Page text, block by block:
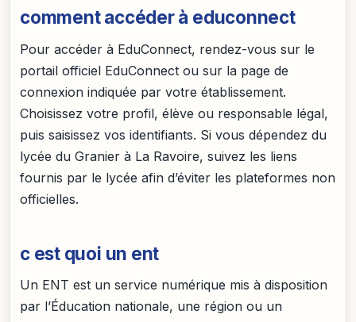
comment accéder à educonnect
Pour accéder à EduConnect, rendez-vous sur le
portail officiel EduConnect ou sur la page de
connexion indiquée par votre établissement.
Choisissez votre profil, élève ou responsable légal,
puis saisissez vos identifiants. Si vous dépendez du
lycée du Granier à La Ravoire, suivez les liens
fournis par le lycée afin d’éviter les plateformes non
officielles.
c est quoi un ent
Un ENT est un service numérique mis à disposition
par l’Éducation nationale, une région ou un